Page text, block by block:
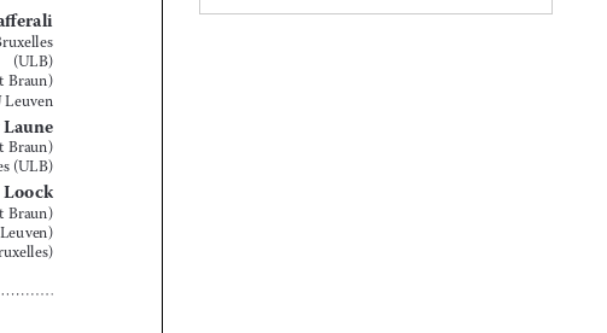











